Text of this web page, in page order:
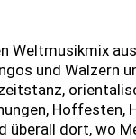
Weltmusikmix
und Walzern
Hoffesten,
dort, wo